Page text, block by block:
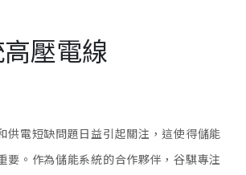
壓電線
供電短缺問題日益引起關注，這使得儲能
要。作為儲能系統的合作夥伴，谷騏專注